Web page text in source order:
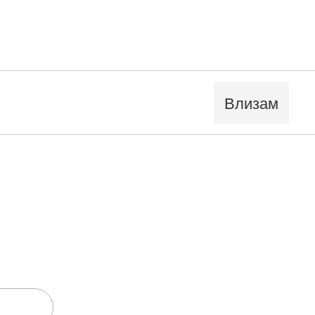
Влизам